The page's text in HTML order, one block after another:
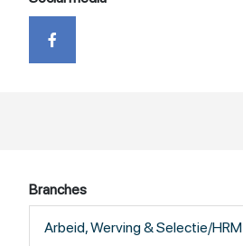
Branches
Arbeid, Werving & Selectie/HRM